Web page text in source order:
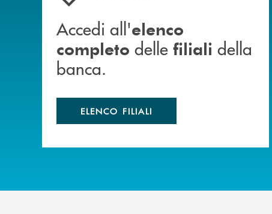
Accedi all'elenco
completo delle filiali della
banca.
ELENCO FILIALI